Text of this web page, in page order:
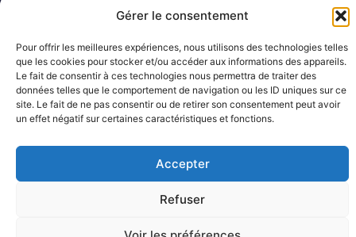
Gérer le consentement
Pour offrir les meilleures expériences, nous utilisons des technologies telles
que les cookies pour stocker et/ou accéder aux informations des appareils.
Le fait de consentir à ces technologies nous permettra de traiter des
données telles que le comportement de navigation ou les ID uniques sur ce
site. Le fait de ne pas consentir ou de retirer son consentement peut avoir
un effet négatif sur certaines caractéristiques et fonctions.
Accepter
Refuser
Rue Barbier 12, 1300 Wavre
Tel: 0455 14 53 30
Politique de confidentialité
réservés